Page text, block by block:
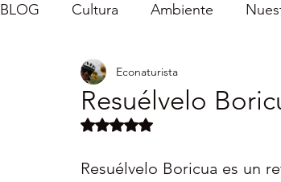
BLOG Cultura Ambiente
Caroladas - Mi Vida
Resuélvelo
Econaturista
Obtuvo NaN de 5 estrellas.
Resuélvelo Boricua es un